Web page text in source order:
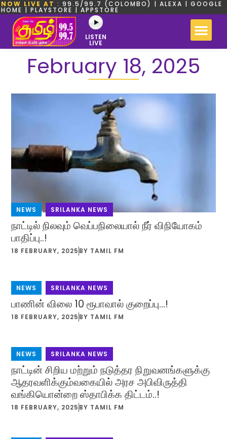
NOW LIVE AT : 99.5/99.7 (COLOMBO) | ALEXA | GOOGLE
HOME | PLAYSTORE | APPSTORE
LISTEN
LIVE
February 18, 2025
NEWS , SRILANKA NEWS
நாட்டில் நிலவும் வெப்பநிலையால் நீர் விநியோகம்
பாதிப்பு..!
18 FEBRUARY, 2025 BY TAMIL FM
NEWS SRILANKA NEWS
பாணின் விலை 10 ரூபாவால் குறைப்பு…!
18 FEBRUARY, 2025 BY TAMIL FM
NEWS SRILANKA NEWS
நாட்டின் சிறிய மற்றும் நடுத்தர நிறுவனங்களுக்கு
ஆதரவளிக்கும்வகையில் அரச அபிவிருத்தி
வங்கியொன்றை ஸ்தாபிக்க திட்டம்..!
18 FEBRUARY, 2025 BY TAMIL FM